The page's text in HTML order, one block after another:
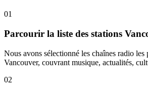
01
Parcourir la liste des stations
Nous avons sélectionné les chaînes radio les
Vancouver, couvrant musique, actualités,
02